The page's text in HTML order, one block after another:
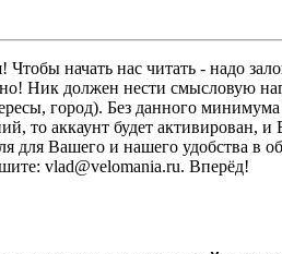
начать нас читать - надо
Ник должен нести смысловую
город). Без данного
то аккаунт будет активирован,
для Вашего и нашего удобства
vlad@velomania.ru. Вперёд!